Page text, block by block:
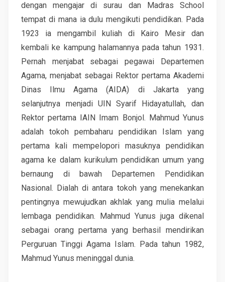
dengan mengajar di surau dan Madras School
tempat di mana ia dulu mengikuti pendidikan. Pada
1923 ia mengambil kuliah di Kairo Mesir dan
kembali ke kampung halamannya pada tahun 1931.
Pernah menjabat sebagai pegawai Departemen
Agama, menjabat sebagai Rektor pertama Akademi
Dinas Ilmu Agama (AIDA) di Jakarta yang
selanjutnya menjadi UIN Syarif Hidayatullah, dan
Rektor pertama IAIN Imam Bonjol. Mahmud Yunus
adalah tokoh pembaharu pendidikan Islam yang
pertama kali mempelopori masuknya pendidikan
agama ke dalam kurikulum pendidikan umum yang
bernaung di bawah Departemen Pendidikan
Nasional. Dialah di antara tokoh yang menekankan
pentingnya mewujudkan akhlak yang mulia melalui
lembaga pendidikan. Mahmud Yunus juga dikenal
sebagai orang pertama yang berhasil mendirikan
Perguruan Tinggi Agama Islam. Pada tahun 1982,
Mahmud Yunus meninggal dunia.